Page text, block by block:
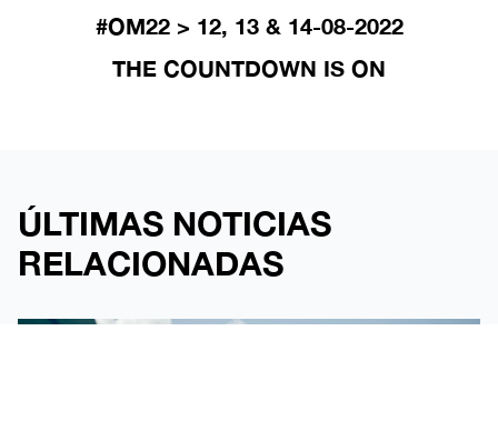
#OM22 > 12, 13 & 14-08-2022
THE COUNTDOWN IS ON
ÚLTIMAS NOTICIAS
RELACIONADAS